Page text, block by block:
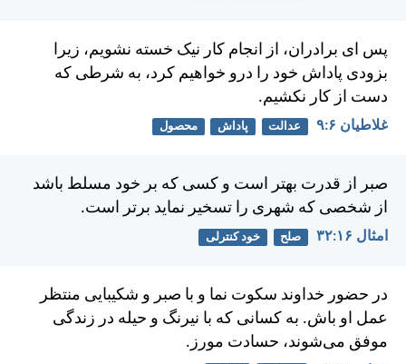
پس ای برادران، از انجام كار نيک خسته نشويم، زيرا
بزودی پاداش خود را درو خواهيم كرد، به شرطی كه
دست از كار نكشيم.
غلاطيان ۶:‏۹ عدالت پاداش محصول
صبر از قدرت بهتر است و كسی كه بر خود مسلط باشد
از شخصی كه شهری را تسخير نمايد برتر است.
امثال ۱۶:‏۳۲ صلح خود کنترلی
در حضور خداوند سكوت نما و با صبر و شكيبايی منتظر
عمل او باش. به كسانی كه با نيرنگ و حيله در زندگی
موفق می‌شوند، حسادت مورز.